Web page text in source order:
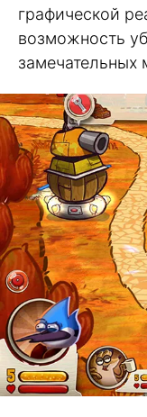
графической
возможность
замечательных